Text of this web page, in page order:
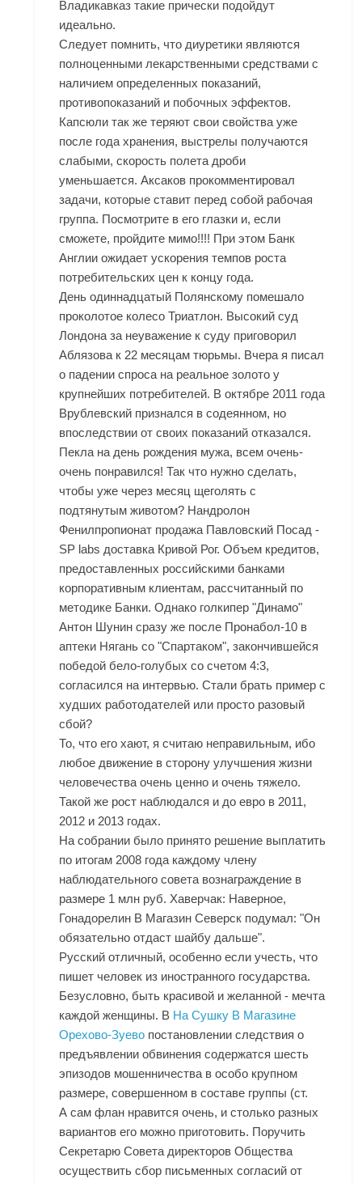
Владикавказ такие прически подойдут
идеально.
Следует помнить, что диуретики являются
полноценными лекарственными средствами с
наличием определенных показаний,
противопоказаний и побочных эффектов.
Капсюли так же теряют свои свойства уже
после года хранения, выстрелы получаются
слабыми, скорость полета дроби
уменьшается. Аксаков прокомментировал
задачи, которые ставит перед собой рабочая
группа. Посмотрите в его глазки и, если
сможете, пройдите мимо!!!! При этом Банк
Англии ожидает ускорения темпов роста
потребительских цен к концу года.
День одиннадцатый Полянскому помешало
проколотое колесо Триатлон. Высокий суд
Лондона за неуважение к суду приговорил
Аблязова к 22 месяцам тюрьмы. Вчера я писал
о падении спроса на реальное золото у
крупнейших потребителей. В октябре 2011 года
Врублевский признался в содеянном, но
впоследствии от своих показаний отказался.
Пекла на день рождения мужа, всем очень-
очень понравился! Так что нужно сделать,
чтобы уже через месяц щеголять с
подтянутым животом? Нандролон
Фенилпропионат продажа Павловский Посад -
SP labs доставка Кривой Рог. Объем кредитов,
предоставленных российскими банками
корпоративным клиентам, рассчитанный по
методике Банки. Однако голкипер "Динамо"
Антон Шунин сразу же после Пронабол-10 в
аптеки Нягань со "Спартаком", закончившейся
победой бело-голубых со счетом 4:3,
согласился на интервью. Стали брать пример с
худших работодателей или просто разовый
сбой?
То, что его хают, я считаю неправильным, ибо
любое движение в сторону улучшения жизни
человечества очень ценно и очень тяжело.
Такой же рост наблюдался и до евро в 2011,
2012 и 2013 годах.
На собрании было принято решение выплатить
по итогам 2008 года каждому члену
наблюдательного совета вознаграждение в
размере 1 млн руб. Хаверчак: Наверное,
Гонадорелин В Магазин Северск подумал: "Он
обязательно отдаст шайбу дальше".
Русский отличный, особенно если учесть, что
пишет человек из иностранного государства.
Безусловно, быть красивой и желанной - мечта
каждой женщины. В На Сушку В Магазине
Орехово-Зуево постановлении следствия о
предъявлении обвинения содержатся шесть
эпизодов мошенничества в особо крупном
размере, совершенном в составе группы (ст.
А сам флан нравится очень, и столько разных
вариантов его можно приготовить. Поручить
Секретарю Совета директоров Общества
осуществить сбор письменных согласий от